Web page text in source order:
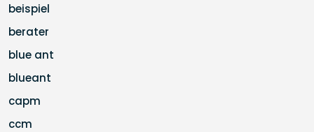
beispiel
berater
blue ant
blueant
capm
ccm